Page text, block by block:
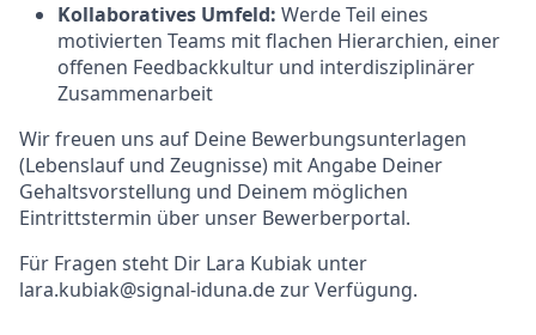
Kollaboratives Umfeld: Werde Teil eines
motivierten Teams mit flachen Hierarchien, einer
offenen Feedbackkultur und interdisziplinärer
Zusammenarbeit
Wir freuen uns auf Deine Bewerbungsunterlagen
(Lebenslauf und Zeugnisse) mit Angabe Deiner
Gehaltsvorstellung und Deinem möglichen
Eintrittstermin über unser Bewerberportal.
Für Fragen steht Dir Lara Kubiak unter
lara.kubiak@signal-iduna.de zur Verfügung.